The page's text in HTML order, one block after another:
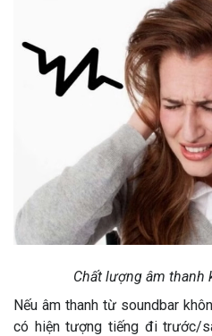
Chất lượng âm thanh
Nếu âm thanh từ soundbar
có hiện tượng tiếng đi trước/